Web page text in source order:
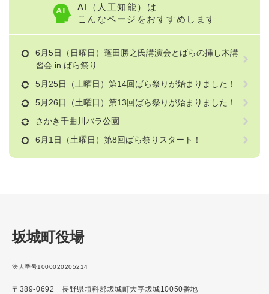
AI（人工知能）は
こんなページをおすすめします
6月5日（日曜日）蓬田勝之氏講演会とばらの挿し木講
習会 in ばら祭り
5月25日（土曜日）第14回ばら祭りが始まりました！
5月26日（土曜日）第13回ばら祭りが始まりました！
さかき千曲川バラ公園
6月1日（土曜日）第8回ばら祭りスタート！
坂城町役場
法人番号1000020205214
〒389-0692 長野県埴科郡坂城町大字坂城10050番地